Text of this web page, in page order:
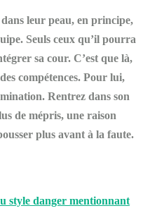
leur peau, en principe,
Seuls ceux qu’il pourra
sa cour. C’est que là,
compétences. Pour lui,
Rentrez dans son
de mépris, une raison
plus avant à la faute.